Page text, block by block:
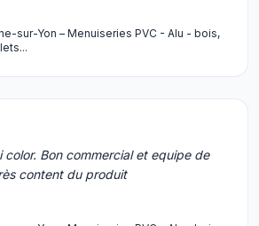
sur-Yon – Menuiseries PVC - Alu - bois,
color. Bon commercial et equipe de
content du produit